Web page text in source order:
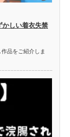
かしい着衣失禁
品をご紹介しま